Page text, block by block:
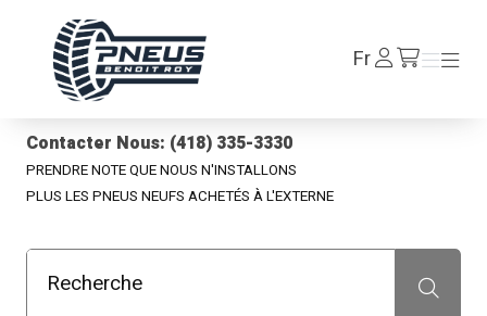
FrSe
connecter/fr/cart
Menu
Menu
Contacter Nous: (418) 335-3330
PRENDRE NOTE QUE NOUS N'INSTALLONS
PLUS LES PNEUS NEUFS ACHETÉS À L'EXTERNE
Recherche Recherche